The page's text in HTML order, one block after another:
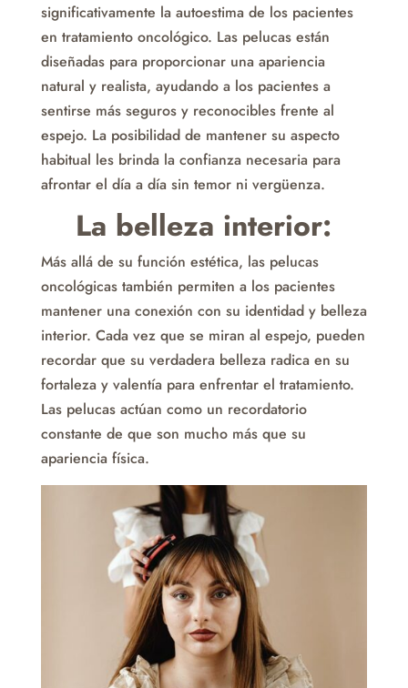
significativamente la autoestima de los pacientes
en tratamiento oncológico. Las pelucas están
diseñadas para proporcionar una apariencia
natural y realista, ayudando a los pacientes a
sentirse más seguros y reconocibles frente al
espejo. La posibilidad de mantener su aspecto
habitual les brinda la confianza necesaria para
afrontar el día a día sin temor ni vergüenza.
La belleza interior:
Más allá de su función estética, las pelucas
oncológicas también permiten a los pacientes
mantener una conexión con su identidad y belleza
interior. Cada vez que se miran al espejo, pueden
recordar que su verdadera belleza radica en su
fortaleza y valentía para enfrentar el tratamiento.
Las pelucas actúan como un recordatorio
constante de que son mucho más que su
apariencia física.